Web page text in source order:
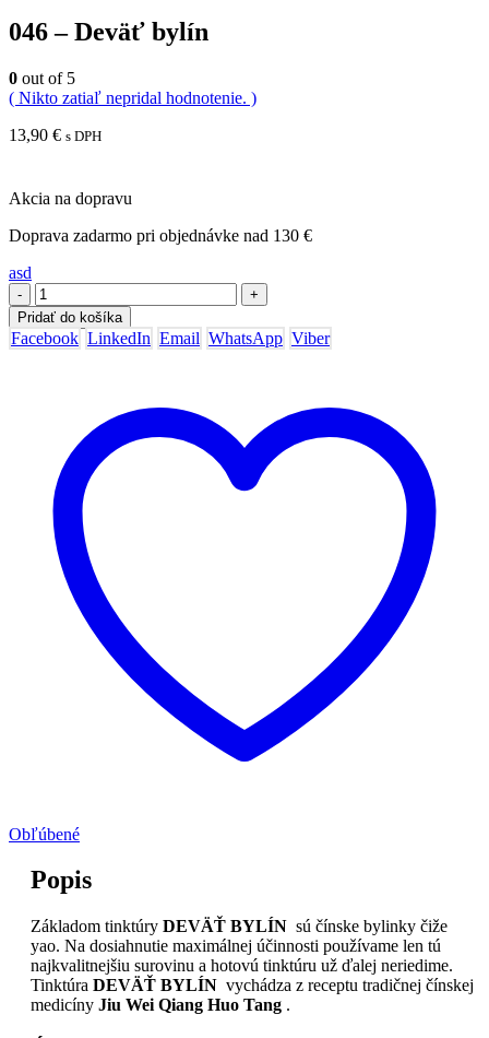
046 – Deväť bylín
0 out of 5
( Nikto zatiaľ nepridal hodnotenie. )
13,90 € s DPH
Akcia na dopravu
Doprava zadarmo pri objednávke nad 130 €
asd
-
+
Pridať do košíka
Facebook LinkedIn Email WhatsApp Viber
Obľúbené
Popis
Základom tinktúry DEVÄŤ BYLÍN sú čínske bylinky čiže
yao. Na dosiahnutie maximálnej účinnosti používame len tú
najkvalitnejšiu surovinu a hotovú tinktúru už ďalej neriedime.
Tinktúra DEVÄŤ BYLÍN vychádza z receptu tradičnej čínskej
medicíny Jiu Wei Qiang Huo Tang .